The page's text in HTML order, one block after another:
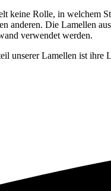
keine Rolle, in welchem
anderen. Die Lamellen
verwendet werden.
unserer Lamellen ist